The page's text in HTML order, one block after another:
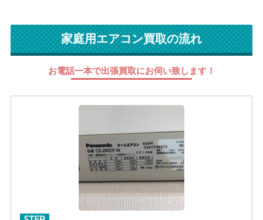
家庭用エアコン買取の流れ
お電話一本で出張買取にお伺い致します！